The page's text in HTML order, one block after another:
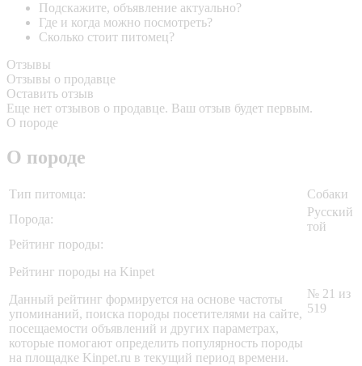
Подскажите, объявление актуально?
Где и когда можно посмотреть?
Сколько стоит питомец?
Отзывы
Отзывы о продавце
Оставить отзыв
Еще нет отзывов о продавце. Ваш отзыв будет первым.
О породе
О породе
Тип питомца:
Собаки
Порода:
Русский
той
Рейтинг породы:
Рейтинг породы на Kinpet
Данный рейтинг формируется на основе частоты
упоминаний, поиска породы посетителями на сайте,
посещаемости объявлений и других параметрах,
которые помогают определить популярность породы
на площадке Kinpet.ru в текущий период времени.
№ 21 из
519